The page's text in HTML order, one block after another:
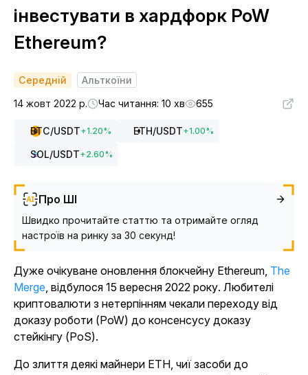
інвестувати в хардфорк PoW
Ethereum?
Середній
Альткоїни
14 жовт 2022 р.
Час читання: 10 хв 655
BTC/USDT+1.20% ETH/USDT+1.00%
SOL/USDT+2.60%
Про ШІ
Швидко прочитайте статтю та отримайте огляд
настроїв на ринку за 30 секунд!
Дуже очікуване оновлення блокчейну Ethereum, The
Merge, відбулося 15 вересня 2022 року. Любителі
криптовалюти з нетерпінням чекали переходу від
доказу роботи (PoW) до консенсусу доказу
стейкінгу (PoS).
До злиття деякі майнери ETH, чиї засоби до